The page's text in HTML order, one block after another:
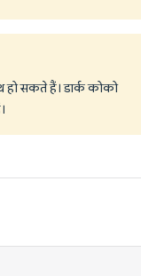
हो सकते हैं। डार्क कोको